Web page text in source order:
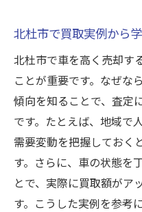
北杜市で車を
買取額を左右
北杜市で高価
地域性を踏ま
地域特性を活かし
北杜市の環境
地域特性を活
買取成功に導
北杜市で買取実例から
北杜市で車を高く売却す
ことが重要です。なぜな
傾向を知ることで、査定
です。たとえば、地域で
需要変動を把握しておく
す。さらに、車の状態を
とで、実際に買取額がア
す。こうした実例を参考